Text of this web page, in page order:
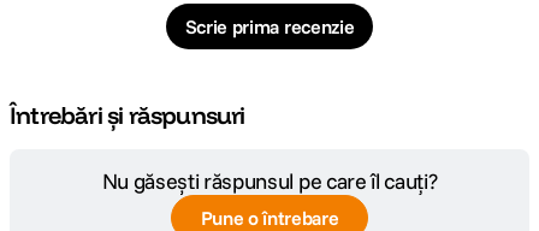
Completeaza experienta de vizionare cu un sunet clar si puternic oferit de
difuzoarele integrate. Astfel, continutul redat nu doar arata bine, ci
Scrie prima recenzie
Întrebări și răspunsuri
Nu găsești răspunsul pe care îl cauți?
Pune o întrebare